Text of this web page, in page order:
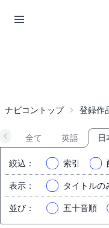
ナビコントップ 登録作
全て 英語 日
絞込 ： 索引
表示 ： タイトルの
並び ： 五十音順